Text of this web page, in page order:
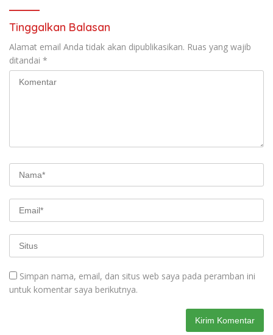
Tinggalkan Balasan
Alamat email Anda tidak akan dipublikasikan. Ruas yang wajib
ditandai *
Simpan nama, email, dan situs web saya pada peramban ini
untuk komentar saya berikutnya.